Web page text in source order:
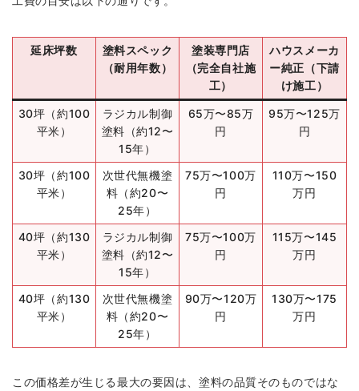
延床坪数
塗料スペック
（耐用年数）
塗装専門店
（完全自社施
工）
ハウスメーカ
ー純正（下請
け施工）
30坪（約100
平米）
ラジカル制御
塗料（約12〜
15年）
65万〜85万
円
95万〜125万
円
30坪（約100
平米）
次世代無機塗
料（約20〜
25年）
75万〜100万
円
110万〜150
万円
40坪（約130
平米）
ラジカル制御
塗料（約12〜
15年）
75万〜100万
円
115万〜145
万円
40坪（約130
平米）
次世代無機塗
料（約20〜
25年）
90万〜120万
円
130万〜175
万円
この価格差が生じる最大の要因は、塗料の品質そのものではな